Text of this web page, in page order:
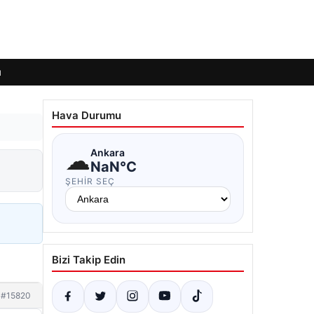
#15820
Hava Durumu
☁Ankara
NaN°C
ŞEHIR SEÇ
Bizi Takip Edin